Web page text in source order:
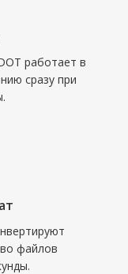
работает в
сразу при
файлов